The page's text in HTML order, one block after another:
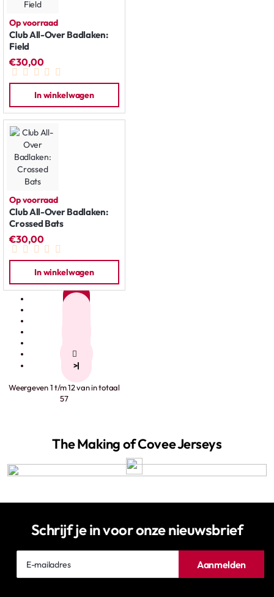
Op voorraad
Club All-Over Badlaken:
Field
€30,00
In winkelwagen
Op voorraad
Club All-Over Badlaken:
Crossed Bats
€30,00
In winkelwagen
>|
Weergeven 1 t/m 12 van in totaal
57
The Making of Covee Jerseys
Schrijf je in voor onze nieuwsbrief
mailadres
Aanmelden